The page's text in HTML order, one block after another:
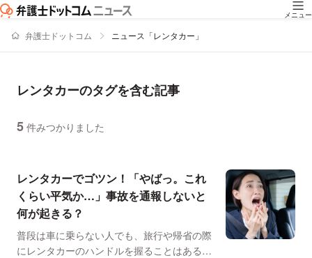
メニュー
弁護士ドットコム ニュース「レンタカー」
レンタカーのタグを含む記事
5 件みつかりました
レンタカーでゴツン！「やばっ。これ
くらい平気か…」事故を通報しないと
何が起きる？
普段は車に乗らない人でも、旅行や帰省の際
にレンタカーのハンドルを握ることはあるだ